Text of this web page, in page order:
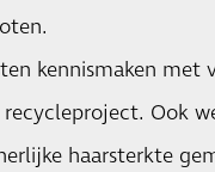
kennismaken met
Ook
haarsterkte